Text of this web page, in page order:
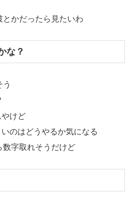
とかだったら見たいわ
な？
けど
のはどうやるか気になる
数字取れそうだけど